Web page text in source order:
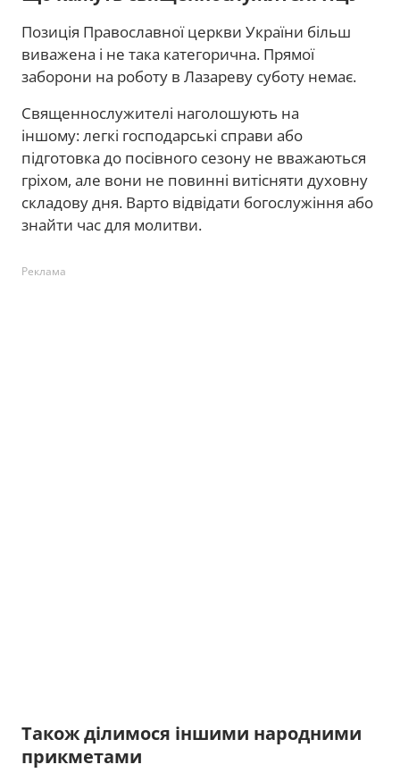
Позиція Православної церкви України більш
виважена і не така категорична. Прямої
заборони на роботу в Лазареву суботу немає.
Священнослужителі наголошують на
іншому: легкі господарські справи або
підготовка до посівного сезону не вважаються
гріхом, але вони не повинні витісняти духовну
складову дня. Варто відвідати богослужіння або
знайти час для молитви.
Реклама
Також ділимося іншими народними
прикметами